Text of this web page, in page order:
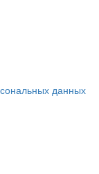
данных